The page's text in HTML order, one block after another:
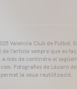
Valencia Club de Futbol.
l'article sempre que es
a més de contindre el
Fotografies de Lázaro
permet la seua reutilització.